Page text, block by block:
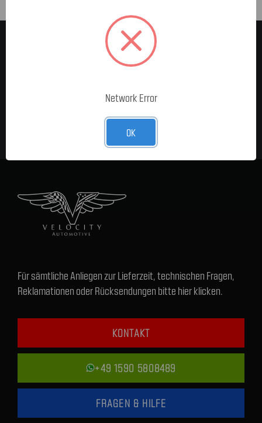
MELDE DICH FÜR UNSEREN
Für sämtliche Anliegen zur Lieferzeit, technischen Fragen,
Reklamationen oder Rücksendungen bitte hier klicken.
KONTAKT
+49 1590 5808489
FRAGEN & HILFE
Network Error
OK